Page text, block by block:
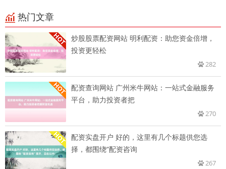
热门文章
炒股股票配资网站 明利配资：助您资金倍增，
投资更轻松
282
配资查询网站 广州米牛网站：一站式金融服务
平台，助力投资者把
270
配资实盘开户 好的，这里有几个标题供您选
择，都围绕“配资咨询
267